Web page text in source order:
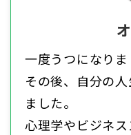
一度うつになりま
その後、自分の
ました。
心理学やビジネ